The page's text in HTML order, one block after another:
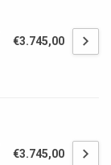
€3.745,00
€3.745,00